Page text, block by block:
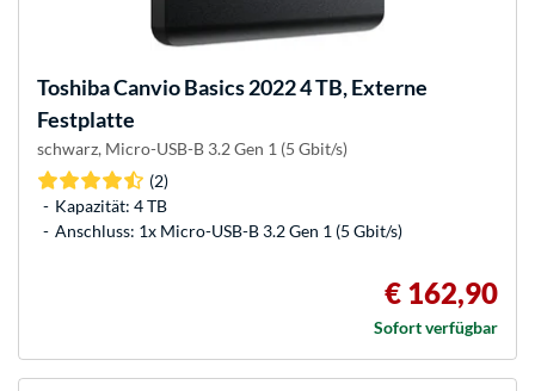
ToshibaCanvio Basics 2022 4 TB, Externe
Festplatte
schwarz, Micro-USB-B 3.2 Gen 1 (5 Gbit/s)
(2)
Kapazität: 4 TB
Anschluss: 1x Micro-USB-B 3.2 Gen 1 (5 Gbit/s)
€ 162,90
Sofort verfügbar